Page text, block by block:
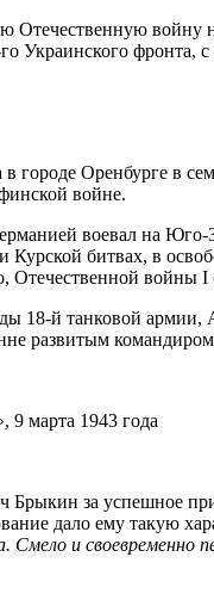
войну
Украинского фронта,
в городе Оренбурге в
войне.
воевал на
Курской битвах, в
Отечественной войны
18-й танковой армии,
развитым
9 марта 1943 года
Брыкин за успешное
дало ему такую
Смело и